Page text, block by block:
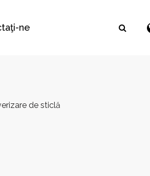
ne
de sticlă